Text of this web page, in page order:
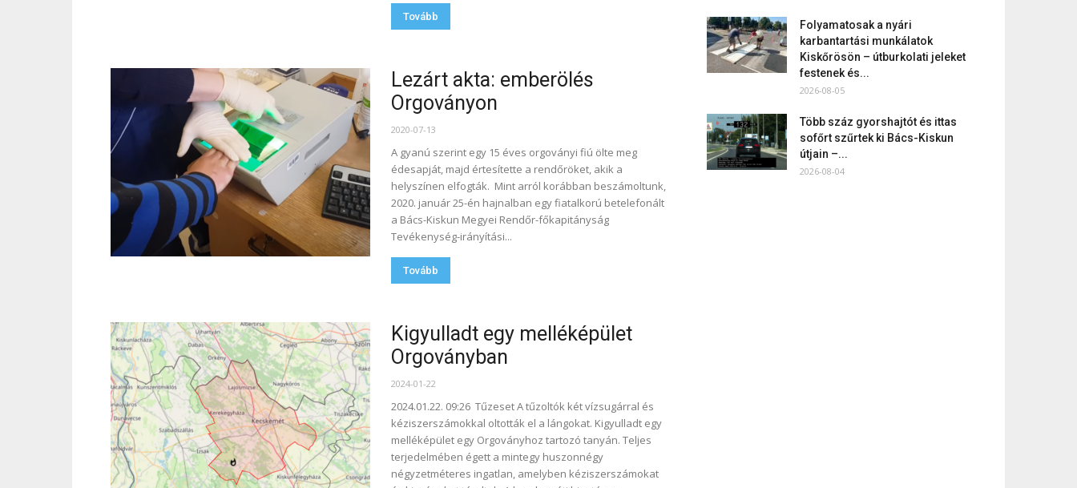
Tovább
Lezárt akta: emberölés
Orgoványon
2020-07-13
A gyanú szerint egy 15 éves orgoványi fiú ölte meg
édesapját, majd értesítette a rendőröket, akik a
helyszínen elfogták. Mint arról korábban beszámoltunk,
2020. január 25-én hajnalban egy fiatalkorú betelefonált
a Bács-Kiskun Megyei Rendőr-főkapitányság
Tevékenység-irányítási...
Tovább
Kigyulladt egy melléképület
Orgoványban
2024-01-22
2024.01.22. 09:26 Tűzeset A tűzoltók két vízsugárral és
kéziszerszámokkal oltották el a lángokat. Kigyulladt egy
melléképület egy Orgoványhoz tartozó tanyán. Teljes
terjedelmében égett a mintegy huszonnégy
négyzetméteres ingatlan, amelyben kéziszerszámokat
Folyamatosak a nyári
karbantartási munkálatok
Kiskőrösön – útburkolati jeleket
festenek és...
2026-08-05
Több száz gyorshajtót és ittas
sofőrt szűrtek ki Bács-Kiskun
útjain –...
2026-08-04